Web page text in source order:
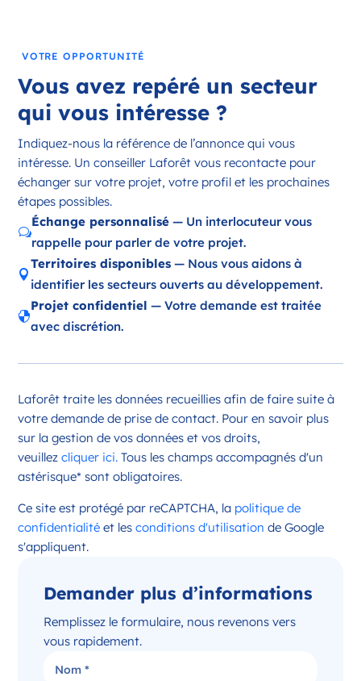
Candidater
Opportunité d’ouverture à Ambazac
Ambazac Nouvelle-Aquitaine
France
Référence: 87002
Plus d'infos
Candidater
Opportunité d’ouverture à Châteauroux
Châteauroux Centre-Val de Loire
France
Référence: 36044
Candidater
Opportunité d’ouverture à Issoudun
Issoudun Centre-Val de Loire
France
Référence
VOTRE OPPORTUNITÉ
Vous avez repéré un secteur
qui vous intéresse ?
Indiquez-nous la référence de l’annonce qui vous
intéresse. Un conseiller Laforêt vous recontacte pour
échanger sur votre projet, votre profil et les prochaines
étapes possibles.
w
Échange personnalisé — Un interlocuteur vous
rappelle pour parler de votre projet.

Territoires disponibles — Nous vous aidons à
identifier les secteurs ouverts au développement.

Projet confidentiel — Votre demande est traitée
avec discrétion.
Laforêt traite les données recueillies afin de faire suite à
votre demande de prise de contact. Pour en savoir plus
sur la gestion de vos données et vos droits,
veuillez cliquer ici. Tous les champs accompagnés d'un
astérisque* sont obligatoires.
Ce site est protégé par reCAPTCHA, la politique de
confidentialité et les conditions d'utilisation de Google
s'appliquent.
Demander plus d’informations
Remplissez le formulaire, nous revenons vers
vous rapidement.